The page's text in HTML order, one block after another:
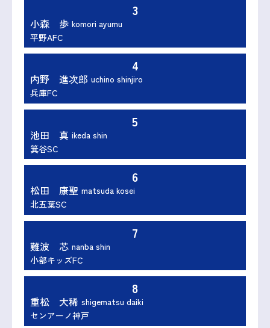
3
小森 歩 komori ayumu
平野AFC
4
内野 進次郎 uchino shinjiro
兵庫FC
5
池田 真 ikeda shin
箕谷SC
6
松田 康聖 matsuda kosei
北五葉SC
7
難波 芯 nanba shin
小部キッズFC
8
重松 大稀 shigematsu daiki
センアーノ神戸